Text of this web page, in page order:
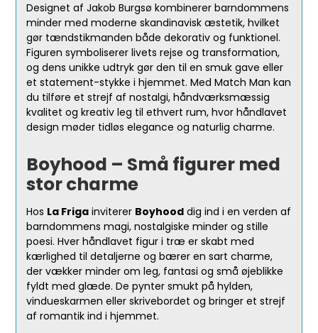
Designet af Jakob Burgsø kombinerer barndommens
minder med moderne skandinavisk æstetik, hvilket
gør tændstikmanden både dekorativ og funktionel.
Figuren symboliserer livets rejse og transformation,
og dens unikke udtryk gør den til en smuk gave eller
et statement-stykke i hjemmet. Med Match Man kan
du tilføre et strejf af nostalgi, håndværksmæssig
kvalitet og kreativ leg til ethvert rum, hvor håndlavet
design møder tidløs elegance og naturlig charme.
Boyhood – Små figurer med
stor charme
Hos La Friga inviterer Boyhood dig ind i en verden af
barndommens magi, nostalgiske minder og stille
poesi. Hver håndlavet figur i træ er skabt med
kærlighed til detaljerne og bærer en sart charme,
der vækker minder om leg, fantasi og små øjeblikke
fyldt med glæde. De pynter smukt på hylden,
vindueskarmen eller skrivebordet og bringer et strejf
af romantik ind i hjemmet.